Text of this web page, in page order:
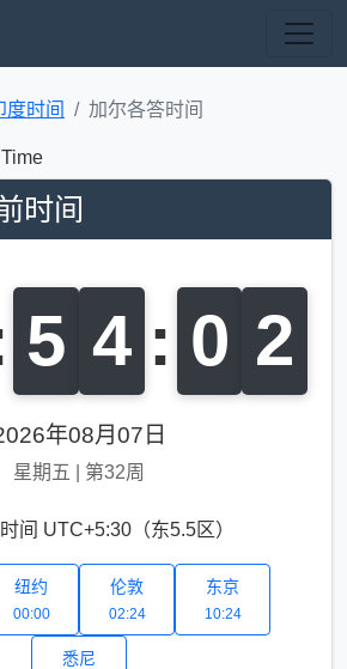
度时间 加尔各答时间
时间
5 4 : 0 2
年08月07日
星期五 第32周
间 UTC+5:30（东5.5区）
纽约
00:00
伦敦
02:24
东京
10:24
悉尼